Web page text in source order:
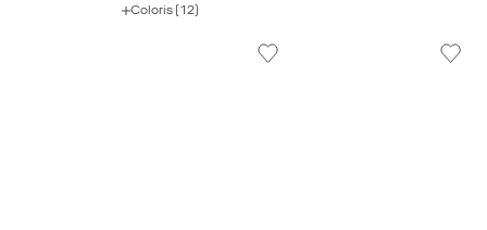
Coloris (12)